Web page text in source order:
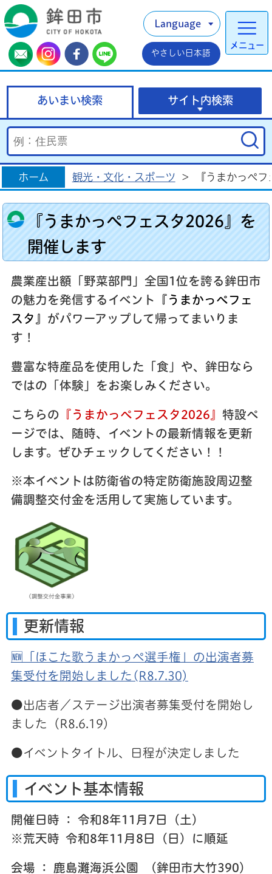
メニュー
Language
やさしい日本語
あいまい検索 サイト内検索
ホーム 観光・文化・スポーツ > 『うまかっぺ
『うまかっぺフェスタ2026』を
開催します
農業産出額「野菜部門」全国1位を誇る鉾田市
の魅力を発信するイベント
『うまかっぺフェ
スタ』 がパワーアップして帰ってまいりま
す！
豊富な特産品を使用した「食」や、鉾田なら
ではの「体験」をお楽しみください。
こちらの 『うまかっぺフェスタ2026』 特設ペ
ージでは、随時、イベントの最新情報を更新
します。ぜひチェックしてください！！
※本イベントは防衛省の特定防衛施設周辺整
備調整交付金を活用して実施しています。
更新情報
🆕「ほこた歌うまかっぺ選手権」の出演者募
集受付を開始しました(R8.7.30)
●出店者／ステージ出演者募集受付を開始し
ました（R8.6.19）
●イベントタイトル、日程が決定しました
イベント基本情報
開催日時 ： 令和8年11月7日（土）
※荒天時 令和8年11月8日（日）に順延
会場 ： 鹿島灘海浜公園 （鉾田市大竹390）